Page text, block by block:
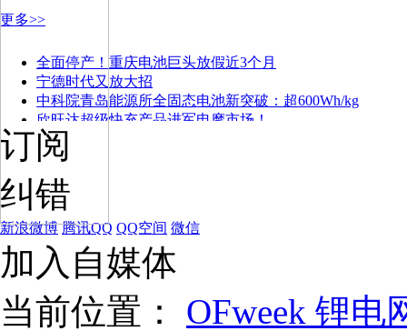
更多>>
全面停产！重庆电池巨头放假近3个月
宁德时代又放大招
中科院青岛能源所全固态电池新突破：超600Wh/kg
欣旺达超级快充产品进军电摩市场！
订阅
纠错
新浪微博 腾讯QQ QQ空间 微信
加入自媒体
当前位置： OFweek 锂电